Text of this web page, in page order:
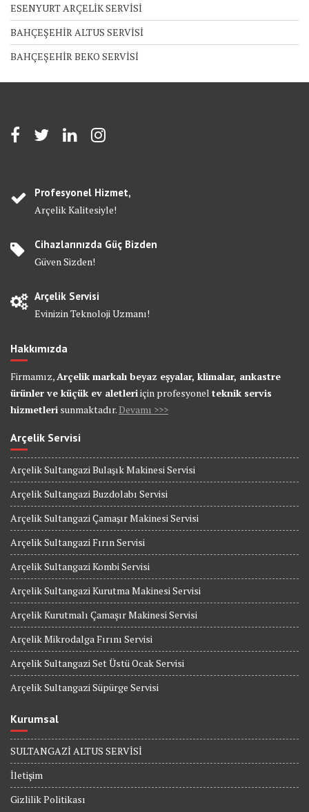
ESENYURT ARÇELİK SERVİSİ
BAHÇEŞEHİR ALTUS SERVİSİ
BAHÇEŞEHİR BEKO SERVİSİ
Profesyonel Hizmet,
Arçelik Kalitesiyle!
Cihazlarınızda Güç Bizden
Güven Sizden!
Arçelik Servisi
Evinizin Teknoloji Uzmanı!
Hakkımızda
Firmamız, Arçelik markalı beyaz eşyalar, klimalar, ankastre
ürünler ve küçük ev aletleriiçin profesyonel teknik servis
hizmetleri sunmaktadır. Devamı >>>
Arçelik Servisi
Arçelik Sultangazi Bulaşık Makinesi Servisi
Arçelik Sultangazi Buzdolabı Servisi
Arçelik Sultangazi Çamaşır Makinesi Servisi
Arçelik Sultangazi Fırın Servisi
Arçelik Sultangazi Kombi Servisi
Arçelik Sultangazi Kurutma Makinesi Servisi
Arçelik Kurutmalı Çamaşır Makinesi Servisi
Arçelik Mikrodalga Fırını Servisi
Arçelik Sultangazi Set Üstü Ocak Servisi
Arçelik Sultangazi Süpürge Servisi
Kurumsal
SULTANGAZİ ALTUS SERVİSİ
İletişim
Gizlilik Politikası